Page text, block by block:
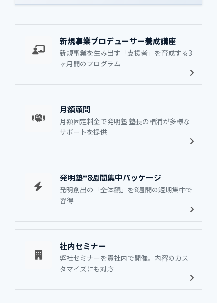
新規事業プロデューサー養成講座
新規事業を生み出す「支援者」を育成する3
ヶ月間のプログラム
月額顧問
月額固定料金で発明塾 塾長の楠浦が多様な
サポートを提供
発明塾®8週間集中パッケージ
発明創出の「全体観」を8週間の短期集中で
習得
社内セミナー
弊社セミナーを貴社内で開催。内容のカス
タマイズにも対応